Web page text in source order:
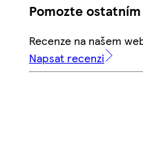
Pomozte
Recenze na našem
Napsat recenzi